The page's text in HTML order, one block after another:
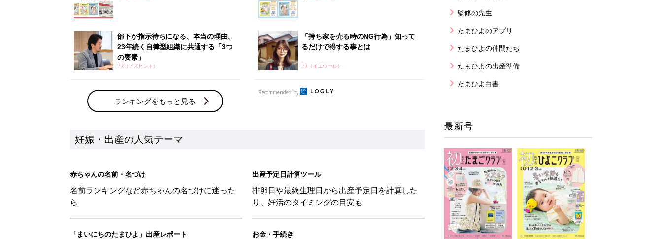
部下が指示待ちになる、本当の理由。
23年続く自律型組織に共通する「3つ
の要素」
PR（ビズヒント）
ランキングをもっと見る
「持ち家を売る時のNG行為」知って
るだけで得する事とは
PR（イエウール）
Recommended by
妊娠・出産の人気テーマ
赤ちゃんの名前・名づけ
名前ランキングなど赤ちゃんの名づけに迷った
ら
出産予定日計算ツール
排卵日や最終生理日から出産予定日を計算した
り、妊活のタイミングの目安も
「まいにちのたまひよ」出産レポート お金・手続き
監修の先生
たまひよのアプリ
たまひよの仲間たち
たまひよの出産準備
たまひよ白書
最新号